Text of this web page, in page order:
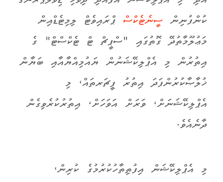
ކުންފުނިން ސީނެޓެކްސް ޕްރައިވެޓް ލިމިޓެޑްއިން
މަޢުލޫމާތުދޭ ގޮތުގައި "ސްޕީޗް ޓް ޓެކްސްޓް" ގެ
އިތުރުން މި އެޕްލިކޭޝަނުން ޔައުމިއްޔާއާއި ބަޔާން
ޚުލާޞާކުރުންފަދަ އިތުރު ފީޗަރތައް، މި
އެޕްލިކޭޝަނަށް، ވަރަށް އަވަހަށް، އިތުރުކުރެވިގެން
ދާނެއެވެ.
މި އެޕްލިކޭޝަން އިފުތިތާހުކުރުމުގެ ކުރިން،